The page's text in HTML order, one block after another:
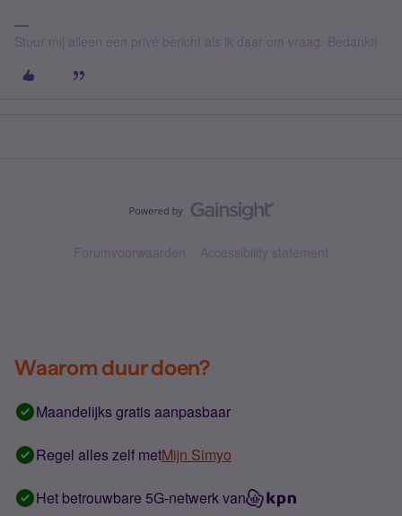
Stuur mij alleen een privé bericht als ik daar om vraag. Bedankt!
Forumvoorwaarden Accessibility statement
Waarom duur doen?
Maandelijks gratis aanpasbaar
Regel alles zelf metMijn Simyo
Het betrouwbare 5G-netwerk van